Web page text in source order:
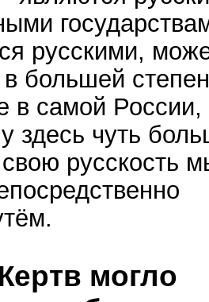
русскими,
большей
в самой России,
здесь чуть
русскость
могло